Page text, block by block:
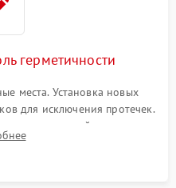
герметичности
места. Установка новых
для исключения протечек.
системы,
датчика поплавка.